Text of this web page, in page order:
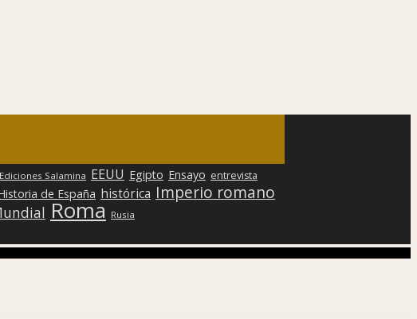
Ediciones Salamina EEUU Egipto Ensayo entrevista
de España histórica Imperio romano
Roma Rusia